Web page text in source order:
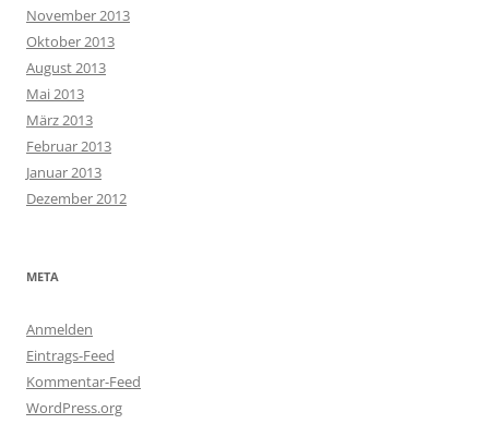
November 2013
Oktober 2013
August 2013
Mai 2013
März 2013
Februar 2013
Januar 2013
Dezember 2012
META
Anmelden
Eintrags-Feed
Kommentar-Feed
WordPress.org